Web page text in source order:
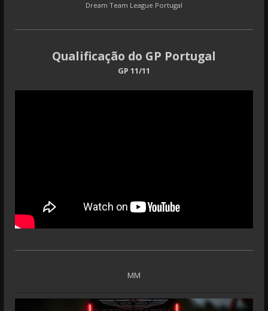
Dream Team League Portugal
Qualificação do GP Portugal
GP 11/11
MM